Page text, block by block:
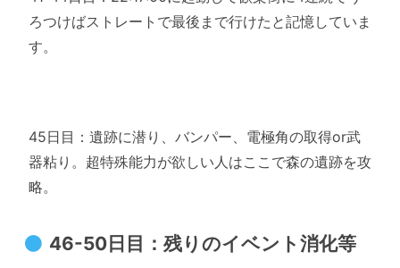
ろつけばストレートで最後まで行けたと記憶していま
す。
45日目：遺跡に潜り、バンパー、電極角の取得or武
器粘り。超特殊能力が欲しい人はここで森の遺跡を攻
略。
46-50日目：残りのイベント消化等